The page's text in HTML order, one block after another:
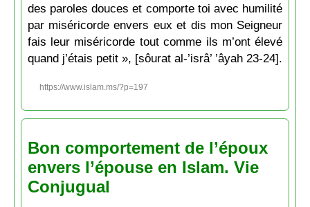
des paroles douces et comporte toi avec humilité
par miséricorde envers eux et dis mon Seigneur
fais leur miséricorde tout comme ils m’ont élevé
quand j’étais petit », [sôurat al-’isrâ’ ’âyah 23-24].
https://www.islam.ms/?p=197
Bon comportement de l’époux
envers l’épouse en Islam. Vie
Conjugual